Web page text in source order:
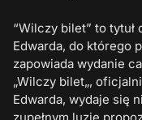
“Wilczy bilet” to
Edwarda, do którego
zapowiada wydanie
„Wilczy bilet„,
Edwarda, wydaje się